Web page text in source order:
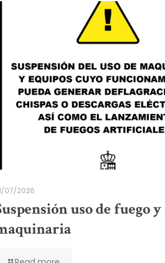
07/2026
uso de fuego y